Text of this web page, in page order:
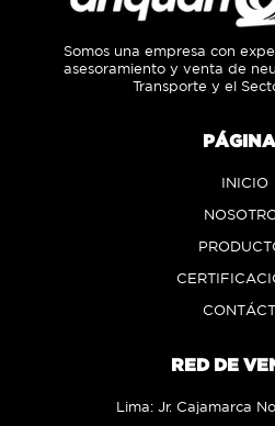
Somos una empresa con
asesoramiento y venta de
Transporte y el
INICIO
RED DE
Lima: Jr. Cajamarca